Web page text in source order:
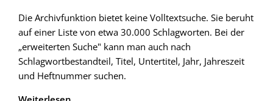
Die Archivfunktion bietet keine Volltextsuche. Sie beruht
auf einer Liste von etwa 30.000 Schlagworten. Bei der
„erweiterten Suche" kann man auch nach
Schlagwortbestandteil, Titel, Untertitel, Jahr, Jahreszeit
und Heftnummer suchen.